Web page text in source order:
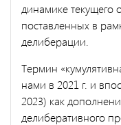
динамике текущего
поставленных в
делиберации.
Термин
нами в 2021 г. и
2023) как
делиберативного